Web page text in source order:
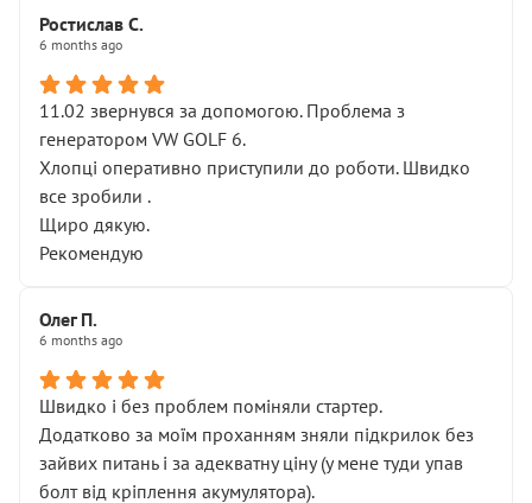
Ростислав С.
6 months ago
11.02 звернувся за допомогою. Проблема з
генератором VW GOLF 6.
Хлопці оперативно приступили до роботи. Швидко
все зробили .
Щиро дякую.
Рекомендую
Олег П.
6 months ago
Швидко і без проблем поміняли стартер.
Додатково за моїм проханням зняли підкрилок без
зайвих питань і за адекватну ціну (у мене туди упав
болт від кріплення акумулятора).